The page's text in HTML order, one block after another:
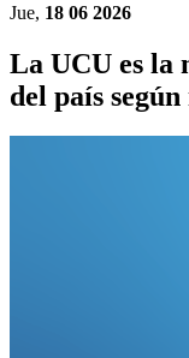
Jue, 18 06 2026
La UCU es la
del país